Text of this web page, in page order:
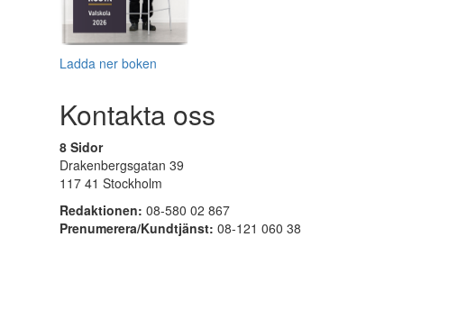
Ladda ner boken
Kontakta oss
8 Sidor
Drakenbergsgatan 39
117 41 Stockholm
Redaktionen: 08-580 02 867
Prenumerera/Kundtjänst: 08-121 060 38